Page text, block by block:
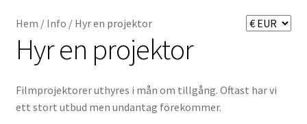
Priser
Önskelista
Hem / Info / Hyr en projektor
Hyr en projektor
Filmprojektorer uthyres i mån om tillgång. Oftast har vi
ett stort utbud men undantag förekommer.